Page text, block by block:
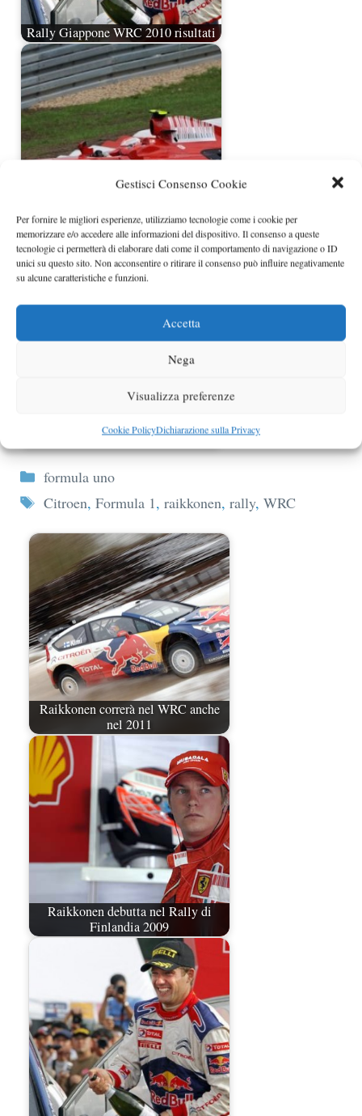
Gestisci Consenso Cookie
Per fornire le migliori esperienze, utilizziamo tecnologie come i cookie per
memorizzare e/o accedere alle informazioni del dispositivo. Il consenso a queste
tecnologie ci permetterà di elaborare dati come il comportamento di navigazione o ID
unici su questo sito. Non acconsentire o ritirare il consenso può influire negativamente
su alcune caratteristiche e funzioni.
Accetta
Nega
Visualizza preferenze
Cookie PolicyDichiarazione sulla Privacy
Rally Giappone WRC 2010 risultati
Raikkonen dice addio alla F1?
Rally Gran Bretagna WRC 2010
risultati
Categorie
formula uno
Tag
Citroen, Formula 1, raikkonen, rally, WRC
Raikkonen correrà nel WRC anche
nel 2011
Raikkonen debutta nel Rally di
Finlandia 2009